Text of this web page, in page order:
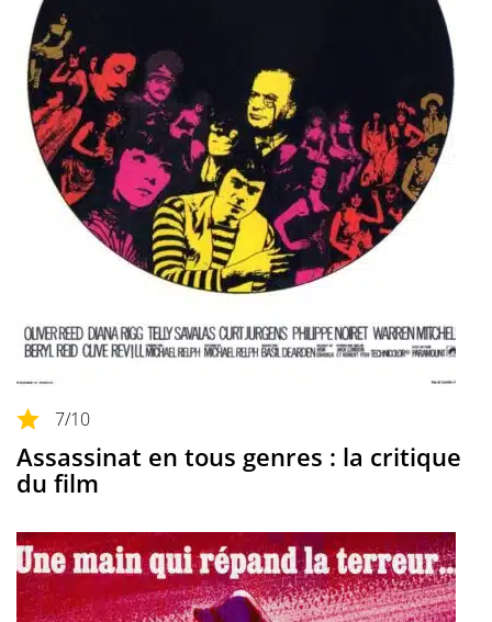
7/10
Assassinat en tous genres : la critique
du film